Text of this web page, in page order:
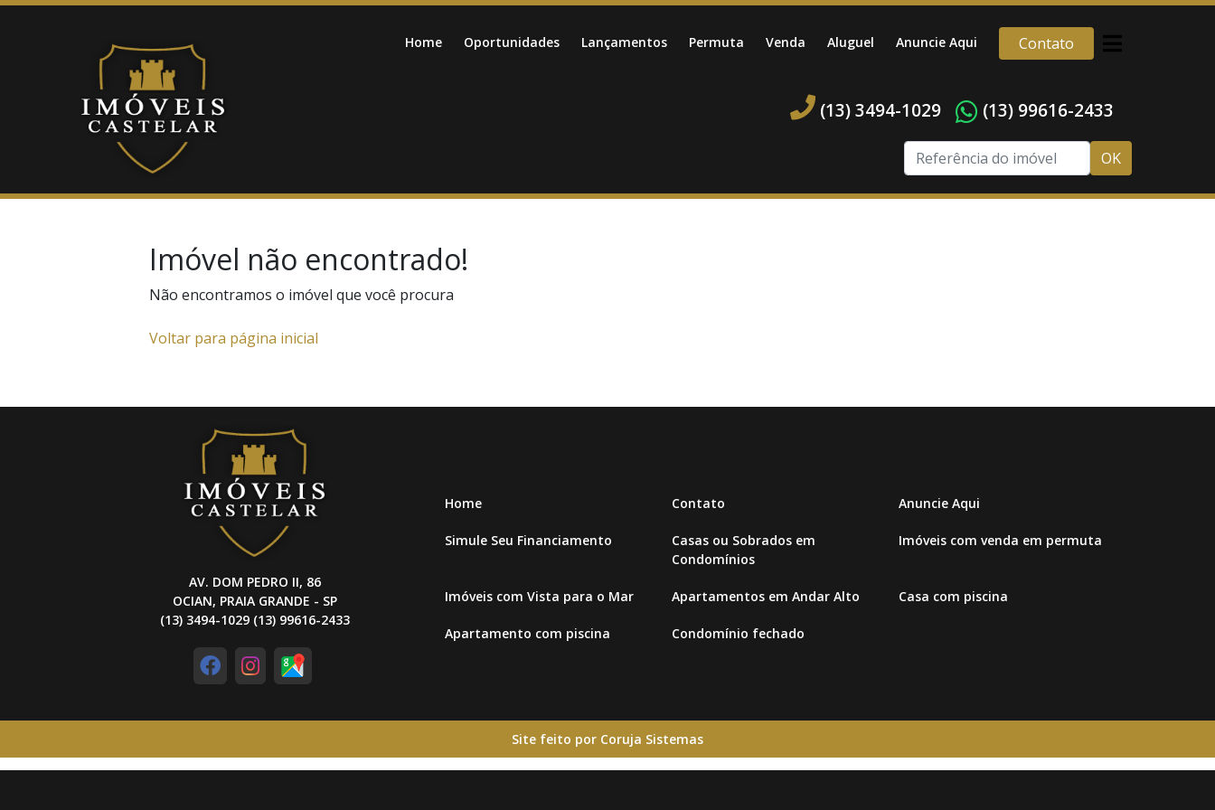
Home Oportunidades Lançamentos Permuta Venda Aluguel Anuncie Aqui Contato
(13) 3494-1029 (13) 99616-2433
OK
Imóvel não encontrado!
Não encontramos o imóvel que você procura
Voltar para página inicial
AV. DOM PEDRO II, 86
OCIAN, PRAIA GRANDE - SP
(13) 3494-1029 (13) 99616-2433
Home Contato Anuncie Aqui
Simule Seu Financiamento
Casas ou Sobrados em
Condomínios
Imóveis com venda em permuta
Imóveis com Vista para o Mar Apartamentos em Andar Alto Casa com piscina
Apartamento com piscina Condomínio fechado
Site feito por Coruja Sistemas